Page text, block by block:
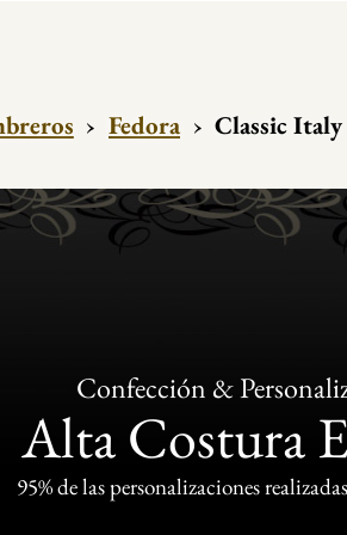
› Fedora › Classic Italy
Confección &
Alta Costura
95% de las personalizaciones